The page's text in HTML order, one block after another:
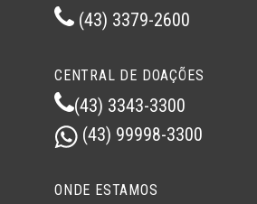
(43) 3379-2600
CENTRAL DE DOAÇÕES
(43) 3343-3300
(43) 99998-3300
ONDE ESTAMOS